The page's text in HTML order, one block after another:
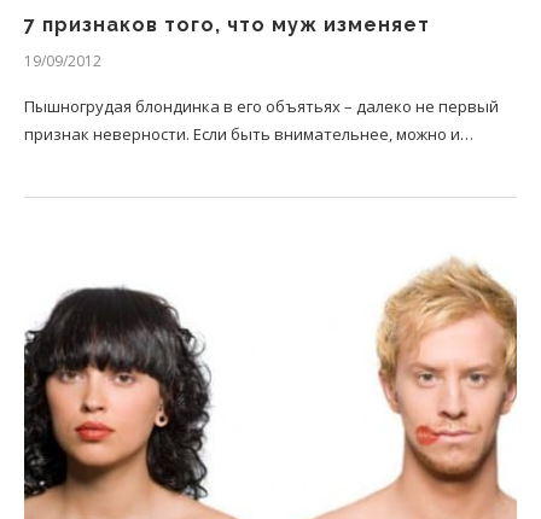
7 признаков того, что муж изменяет
19/09/2012
Пышногрудая блондинка в его объятьях – далеко не первый
признак неверности. Если быть внимательнее, можно и…